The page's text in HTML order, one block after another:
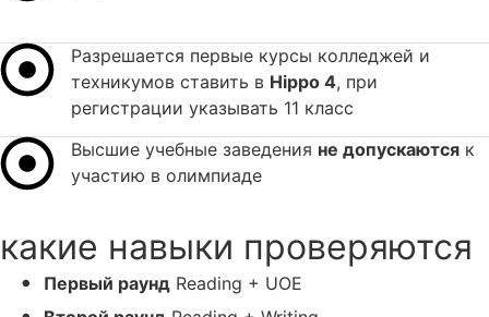
Разрешается первые курсы колледжей и
техникумов ставить в Hippo 4, при
регистрации указывать 11 класс
Высшие учебные заведения не допускаются к
участию в олимпиаде
какие навыки проверяются
Первый раунд Reading + UOE